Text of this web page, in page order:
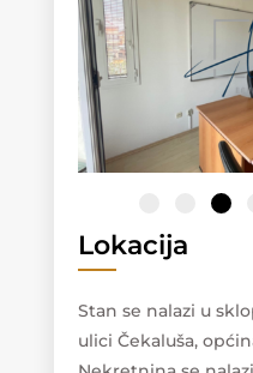
Lokacija
Stan se nalazi u
ulici Čekaluša,